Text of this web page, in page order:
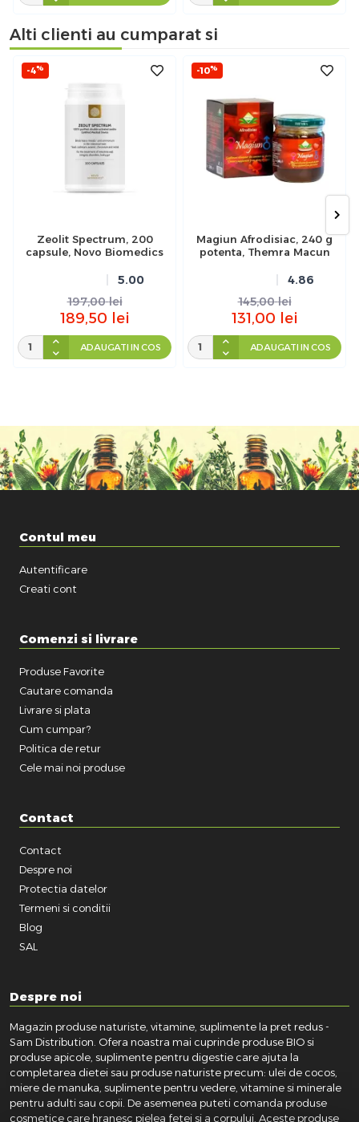
Alti clienti au cumparat si
-4%
Zeolit Spectrum, 200
capsule, Novo Biomedics
5.00
197,00 lei
189,50 lei
ADAUGATI IN COS
-10%
Magiun Afrodisiac, 240 g
potenta, Themra Macun
4.86
145,00 lei
131,00 lei
ADAUGATI IN COS
Contul meu
Autentificare
Creati cont
Comenzi si livrare
Produse Favorite
Cautare comanda
Livrare si plata
Cum cumpar?
Politica de retur
Cele mai noi produse
Contact
Contact
Despre noi
Protectia datelor
Termeni si conditii
Blog
SAL
Despre noi
Magazin produse naturiste, vitamine, suplimente la pret redus -
Sam Distribution. Ofera noastra mai cuprinde produse BIO si
produse apicole, suplimente pentru digestie care ajuta la
completarea dietei sau produse naturiste precum: ulei de cocos,
miere de manuka, suplimente pentru vedere, vitamine si minerale
pentru adulti sau copii. De asemenea puteti comanda produse
cosmetice care hranesc pielea fetei si a corpului. Aceste produse